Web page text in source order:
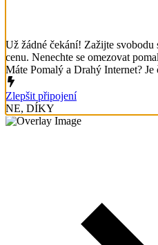
Už žádné čekání! Zažijte
cenu. Nenechte se omezovat
Máte Pomalý a Drahý Internet? Je
Zlepšit připojení
NE, DÍKY